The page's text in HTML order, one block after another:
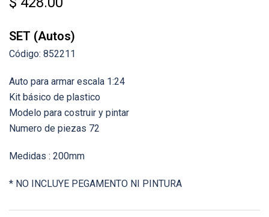
SET (Autos)
Código: 852211
Auto para armar escala 1:24
Kit básico de plastico
Modelo para costruir y pintar
Numero de piezas 72
Medidas : 200mm
* NO INCLUYE PEGAMENTO NI PINTURA